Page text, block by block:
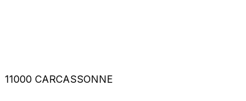
11000 CARCASSONNE